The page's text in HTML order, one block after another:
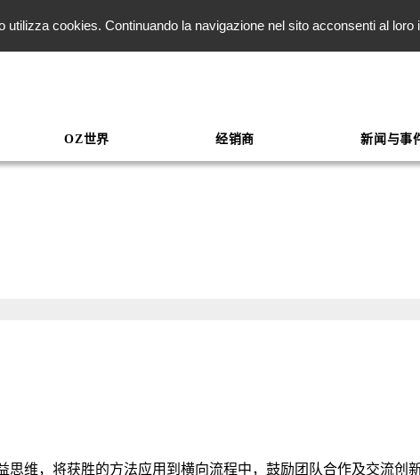
utilizza cookies. Continuando la navigazione nel sito acconsenti al
OZ世界 经销商 新闻与事
维，将获胜的方法应用到横向流程中，鼓励团队合作及交流创新